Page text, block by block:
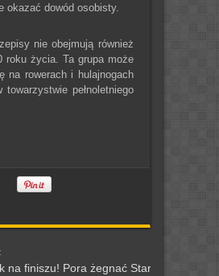
okazać dowód osobisty.
nie obejmują również
roku życia. Ta grupa może
na rowerach i hulajnogach
towarzystwie pełnoletniego
na finiszu! Pora żegnać Stary